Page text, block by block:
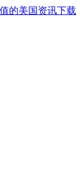
的美国资讯下载